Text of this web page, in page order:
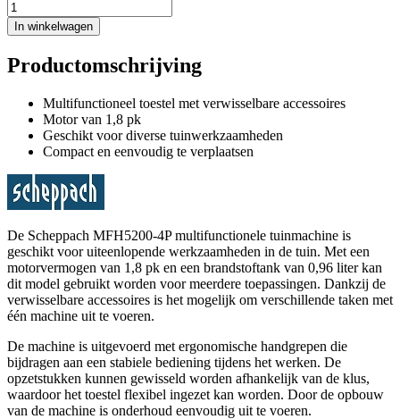
In winkelwagen
Productomschrijving
Multifunctioneel toestel met verwisselbare accessoires
Motor van 1,8 pk
Geschikt voor diverse tuinwerkzaamheden
Compact en eenvoudig te verplaatsen
De Scheppach MFH5200-4P multifunctionele tuinmachine is
geschikt voor uiteenlopende werkzaamheden in de tuin. Met een
motorvermogen van 1,8 pk en een brandstoftank van 0,96 liter kan
dit model gebruikt worden voor meerdere toepassingen. Dankzij de
verwisselbare accessoires is het mogelijk om verschillende taken met
één machine uit te voeren.
De machine is uitgevoerd met ergonomische handgrepen die
bijdragen aan een stabiele bediening tijdens het werken. De
opzetstukken kunnen gewisseld worden afhankelijk van de klus,
waardoor het toestel flexibel ingezet kan worden. Door de opbouw
van de machine is onderhoud eenvoudig uit te voeren.